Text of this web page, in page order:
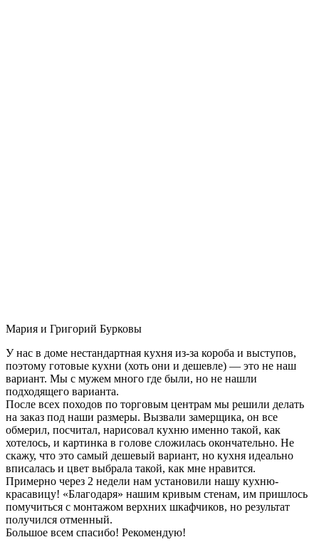
Мария и Григорий Бурковы
У нас в доме нестандартная кухня из-за короба и выступов,
поэтому готовые кухни (хоть они и дешевле) — это не наш
вариант. Мы с мужем много где были, но не нашли
подходящего варианта.
После всех походов по торговым центрам мы решили делать
на заказ под наши размеры. Вызвали замерщика, он все
обмерил, посчитал, нарисовал кухню именно такой, как
хотелось, и картинка в голове сложилась окончательно. Не
скажу, что это самый дешевый вариант, но кухня идеально
вписалась и цвет выбрала такой, как мне нравится.
Примерно через 2 недели нам установили нашу кухню-
красавицу! «Благодаря» нашим кривым стенам, им пришлось
помучиться с монтажом верхних шкафчиков, но результат
получился отменный.
Большое всем спасибо! Рекомендую!